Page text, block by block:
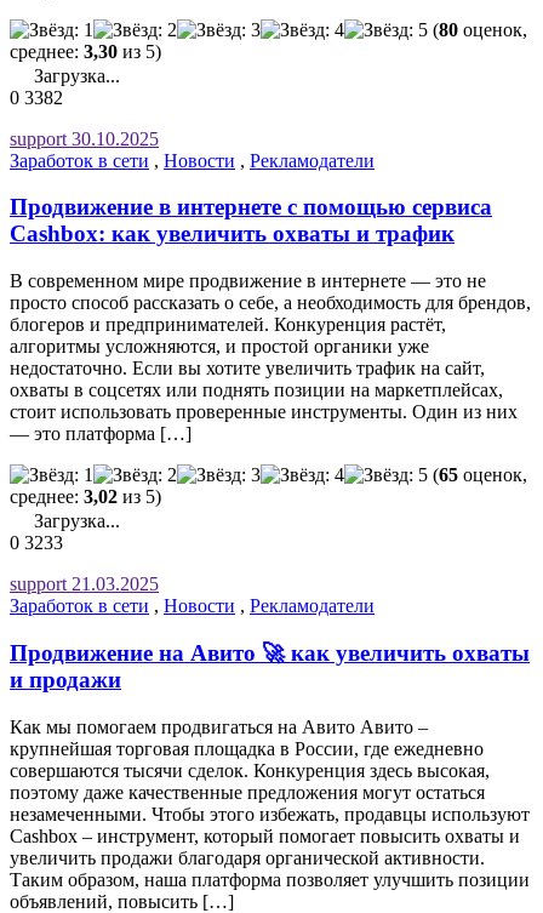
(80 оценок,
среднее: 3,30 из 5)
Загрузка...
0 3382
support 30.10.2025
Заработок в сети , Новости , Рекламодатели
Продвижение в интернете с помощью сервиса
Cashbox: как увеличить охваты и трафик
В современном мире продвижение в интернете — это не
просто способ рассказать о себе, а необходимость для брендов,
блогеров и предпринимателей. Конкуренция растёт,
алгоритмы усложняются, и простой органики уже
недостаточно. Если вы хотите увеличить трафик на сайт,
охваты в соцсетях или поднять позиции на маркетплейсах,
стоит использовать проверенные инструменты. Один из них
— это платформа […]
(65 оценок,
среднее: 3,02 из 5)
Загрузка...
0 3233
support 21.03.2025
Заработок в сети , Новости , Рекламодатели
Продвижение на Авито 🚀 как увеличить охваты
и продажи
Как мы помогаем продвигаться на Авито Авито –
крупнейшая торговая площадка в России, где ежедневно
совершаются тысячи сделок. Конкуренция здесь высокая,
поэтому даже качественные предложения могут остаться
незамеченными. Чтобы этого избежать, продавцы используют
Cashbox – инструмент, который помогает повысить охваты и
увеличить продажи благодаря органической активности.
Таким образом, наша платформа позволяет улучшить позиции
объявлений, повысить […]